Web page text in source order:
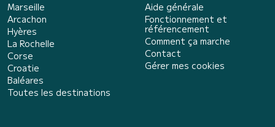
Marseille
Arcachon
Hyères
La Rochelle
Corse
Croatie
Baléares
Toutes les destinations
Aide générale
Fonctionnement et
référencement
Comment ça marche
Contact
Gérer mes cookies